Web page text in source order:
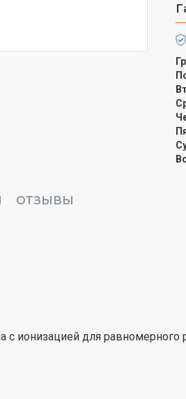
ОТЗЫВЫ
ионизацией для равномерного